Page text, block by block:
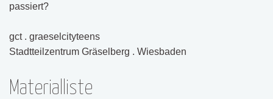
passiert?
gct . graeselcityteens
Stadtteilzentrum Gräselberg . Wiesbaden
Materialliste